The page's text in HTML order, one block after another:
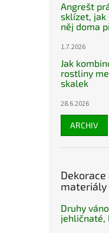
Angrešt
sklízet, jak
něj doma
1.7.2026
Jak
rostliny
skalek
28.6.2026
ARCHIV
materiály
Druhy
jehličnaté,